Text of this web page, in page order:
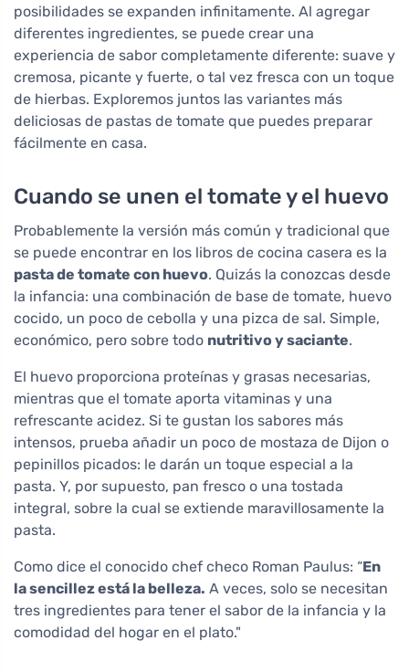
posibilidades se expanden infinitamente. Al agregar
diferentes ingredientes, se puede crear una
experiencia de sabor completamente diferente: suave y
cremosa, picante y fuerte, o tal vez fresca con un toque
de hierbas. Exploremos juntos las variantes más
deliciosas de pastas de tomate que puedes preparar
fácilmente en casa.
Cuando se unen el tomate y el huevo
Probablemente la versión más común y tradicional que
se puede encontrar en los libros de cocina casera es la
pasta de tomate con huevo. Quizás la conozcas desde
la infancia: una combinación de base de tomate, huevo
cocido, un poco de cebolla y una pizca de sal. Simple,
económico, pero sobre todo nutritivo y saciante.
El huevo proporciona proteínas y grasas necesarias,
mientras que el tomate aporta vitaminas y una
refrescante acidez. Si te gustan los sabores más
intensos, prueba añadir un poco de mostaza de Dijon o
pepinillos picados: le darán un toque especial a la
pasta. Y, por supuesto, pan fresco o una tostada
integral, sobre la cual se extiende maravillosamente la
pasta.
Como dice el conocido chef checo Roman Paulus: “En
la sencillez está la belleza. A veces, solo se necesitan
tres ingredientes para tener el sabor de la infancia y la
comodidad del hogar en el plato."